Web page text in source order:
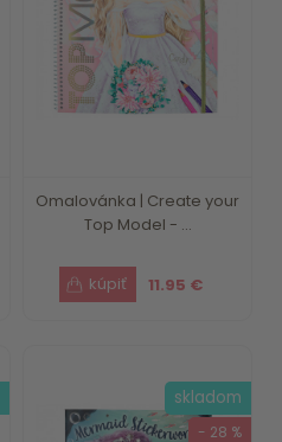
Omalovánka | Create your
Top Model - ...
11.95 €
skladom
- 28 %